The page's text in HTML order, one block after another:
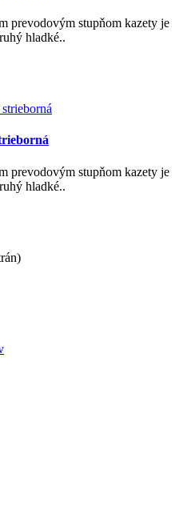
prevodovým stupňom kazety je
hladké..
prevodovým stupňom kazety je
hladké..